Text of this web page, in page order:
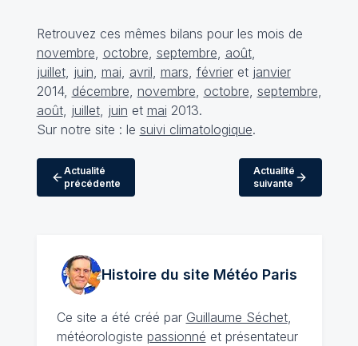
Retrouvez ces mêmes bilans pour les mois de
novembre octobre septembre août,
juillet, juin mai avril mars févrieret janvier
2014, décembre novembre octobre septembre
août, juillet, juin et mai 2013.
Sur notre site : le suivi climatologique.
Actualité
précédente
Actualité
suivante
Histoire du site MétéoParis
Ce site a été créé par Guillaume Séchet,
météorologiste passionné et présentateur